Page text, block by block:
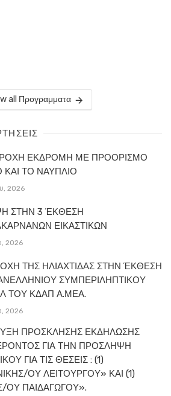
all Προγραμματα
ΕΚΔΡΟΜΗ ΜΕ ΠΡΟΟΡΙΣΜΟ
ΤΟ ΝΑΥΠΛΙΟ
2026
ΣΤΗΝ 3 ΈΚΘΕΣΗ
ΕΙΚΑΣΤΙΚΩΝ
2026
ΤΗΣ ΗΛΙΑΧΤΙΔΑΣ ΣΤΗΝ ΈΚΘΕΣΗ
ΣΥΜΠΕΡΙΛΗΠΤΙΚΟΥ
ΤΟΥ ΚΔΑΠ Α.ΜΕΑ.
2026
ΠΡΟΣΚΛΗΣΗΣ ΕΚΔΗΛΩΣΗΣ
ΓΙΑ ΤΗΝ ΠΡΟΣΛΗΨΗ
ΓΙΑ ΤΙΣ ΘΕΣΕΙΣ : (1)
ΟΥ ΛΕΙΤΟΥΡΓΟΥ» ΚΑΙ (1)
ΟΥ ΠΑΙΔΑΓΩΓΟΥ».